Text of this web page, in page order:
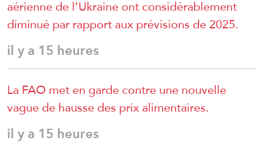
aérienne de l’Ukraine ont considérablement
diminué par rapport aux prévisions de 2025.
il y a 15 heures
La FAO met en garde contre une nouvelle
vague de hausse des prix alimentaires.
il y a 15 heures